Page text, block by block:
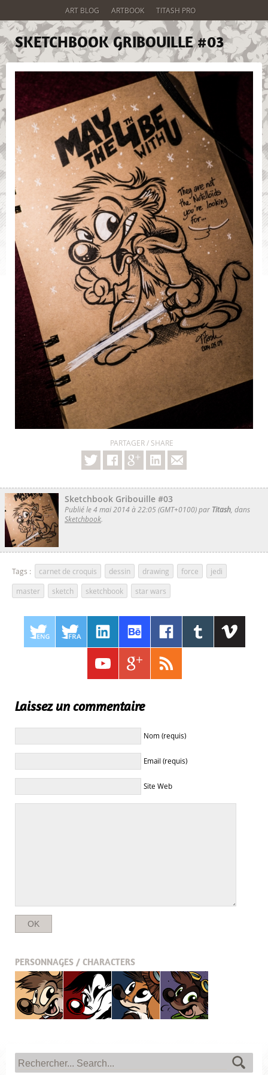
ART BLOG ARTBOOK TITASH PRO
SKETCHBOOK GRIBOUILLE #03
PARTAGER / SHARE
Sketchbook Gribouille #03
Publié le 4 mai 2014 à 22:05 (GMT+0100) par Titash , dans
Sketchbook.
Tags : carnet de croquis dessin drawing force jedi
master sketch sketchbook star wars
Laissez un commentaire
Nom (requis)
Email (requis)
Site Web
PERSONNAGES / CHARACTERS
Titash Pistash Pucky Krabouille